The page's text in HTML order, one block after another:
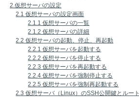
2.仮想サーバの設定
2.1 仮想サーバの設定画面
2.1.1 仮想サーバの一覧
2.1.2 仮想サーバの詳細
2.2 仮想サーバの起動、停止、再起動
2.2.1 仮想サーバを起動する
2.2.2 仮想サーバを停止する
2.2.3 仮想サーバを再起動する
2.2.4 仮想サーバを強制停止する
2.2.5 仮想サーバを強制再起動する
2.3 仮想サーバ（Linux）のSSH公開鍵とルート